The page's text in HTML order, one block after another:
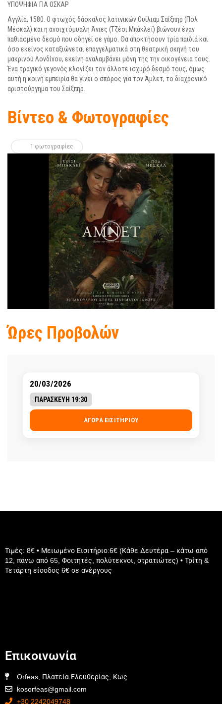
ΥΠΟΨΗΦΙΑ ΓΙΑ ΟΣΚΑΡ
Αγγλία, 1580. Ο φτωχός δάσκαλος λατινικών Ουίλιαμ Σαίξπηρ (Πολ
Μέσκαλ) και η ανοιχτόμυαλη Άνιες (Τζέσι Μπάκλεϊ) βιώνουν έναν
παθιασμένο δεσμό που οδηγεί σε γάμο. Θα αποκτήσουν τρία παιδιά και
όσο εκείνος καταξιώνεται επαγγελματικά στη θεατρική σκηνή του
μακρινού Λονδίνου, εκείνη αναλαμβάνει μόνη της την οικογένεια τους.
Ένα τραγικό γεγονός κλονίζει τον άλλοτε ισχυρό δεσμό τους, όμως
αυτή η κοινή εμπειρία θα γίνει ο σπόρος για τον Άμλετ, το διαχρονικό
αριστούργημα του Σαίξπηρ.
Βίντεο & Φωτογραφίες
1 φωτογραφίες
Ώρες Προβολών
20/03/2026
ΠΑΡΑΣΚΕΥΗ 19:30
ΑΓΟΡΆ ΕΙΣΙΤΗΡΊΟΥ
Τιμές: 8€ • Μειωμένο Εισιτήριο:6€ (Κάθε Δευτέρα – κάτω από
12, πάνω από 65, Φοιτητές, πολύτεκνοι, στρατιώτες) • Τρίτη &
Τετάρτη είσοδος 6€ σε ανέργους
Επικοινωνία
Orfeas, Πλατεία Ελευθερίας, Κως
kosorfeas@gmail.com
+30 2242049748